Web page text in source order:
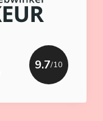
9.7/10